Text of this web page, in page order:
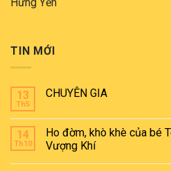
TIN MỚI
13
Th5
CHUYÊN GIA
14
Th10
Ho đờm, khò khè của bé
Vượng Khí